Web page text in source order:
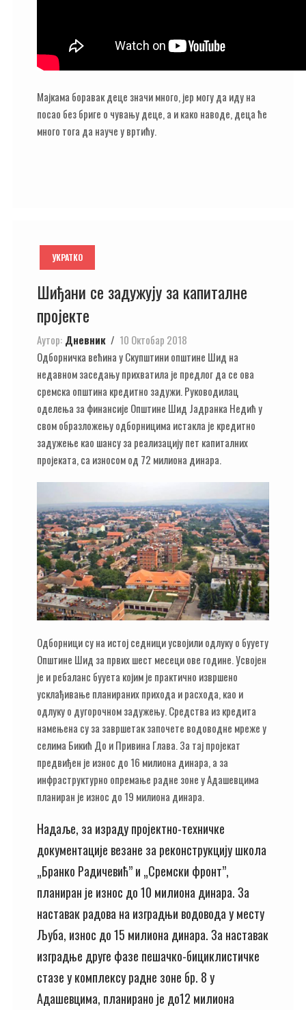
Мајкама боравак деце значи много, јер могу да иду на
посао без бриге о чувању деце, а и како наводе, деца ће
много тога да науче у вртићу.
УКРАТКО
Шиђани се задужују за капиталне
пројекте
Аутор: Дневник
10 Октобар 2018
Одборничка већина у Скупштини општине Шид на
недавном заседању прихватила је предлог да се ова
сремска општина кредитно задужи. Руководилац
оделења за финансије Општине Шид Јадранка Недић у
свом образложењу одборницима истакла је кредитно
задужење као шансу за реализацију пет капиталних
пројеката, са износом од 72 милиона динара.
Одборници су на истој седници усвојили одлуку о буyету
Општине Шид за првих шест месеци ове године. Усвојен
је и ребаланс буyета којим је практично извршено
усклађивање планираних прихода и расхода, као и
одлуку о дугорочном задужењу. Средства из кредита
намењена су за завршетак започете водоводне мреже у
селима Бикић До и Привина Глава. За тај пројекат
предвиђен је износ до 16 милиона динара, а за
инфраструктурно опремање радне зоне у Адашевцима
планиран је износ до 19 милиона динара.
Надаље, за израду пројектно-техничке
документације везане за реконструкцију школа
„Бранко Радичевић” и „Сремски фронт”,
планиран је износ до 10 милиона динара. За
наставак радова на изградњи водовода у месту
Љуба, износ до 15 милиона динара. За наставак
изградње друге фазе пешачко-бициклистичке
стазе у комплексу радне зоне бр. 8 у
Адашевцима, планирано је до12 милиона